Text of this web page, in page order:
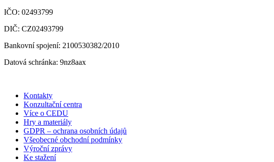
IČO: 02493799
DIČ: CZ02493799
Bankovní spojení: 2100530382/2010
Datová schránka: 9nz8aax
Kontakty
Konzultační centra
Více o CEDU
Hry a materiály
GDPR – ochrana osobních údajů
Všeobecné obchodní podmínky
Výroční zprávy
Ke stažení